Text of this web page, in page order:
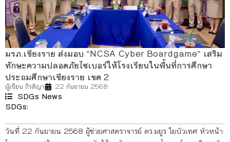
มรภ.เชียงราย ส่งมอบ “NCSA Cyber Boardgame” เสริม
ทักษะความปลอดภัยไซเบอร์ให้โรงเรียนในพื้นที่การศึกษา
ประถมศึกษาเชียงราย เขต 2
ผู้เขียน กีรติญา 22 กันยายน 2568
SDGs News
SDGs:
วันที่ 22 กันยายน 2568 ผู้ช่วยศาสตราจารย์ ดร.มยูร ใยบัวเทศ หัวหน้า